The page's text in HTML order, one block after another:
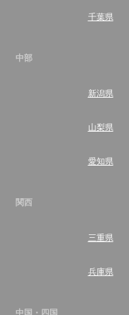
千葉県
中部
新潟県
山梨県
愛知県
関西
三重県
兵庫県
中国・四国